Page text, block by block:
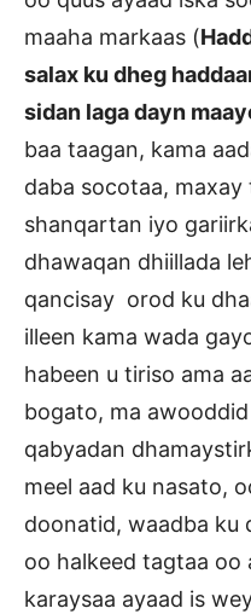
maaha markaas (
salax ku dheg
sidan laga dayn
baa taagan, kama
daba socotaa, maxay
shanqartan iyo
dhawaqan dhiillada
qancisay orod ku
illeen kama wada
habeen u tiriso ama
bogato, ma
qabyadan
meel aad ku nasato,
doonatid, waadba ku
oo halkeed tagtaa oo
karaysaa ayaad is